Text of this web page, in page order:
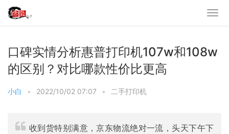
口碑实情分析惠普打印机107w和108w
的区别？对比哪款性价比更高
小白 • 2022/10/02 07:07 • 二手打印机
收到货特别满意，京东物流绝对一流，头天下午下